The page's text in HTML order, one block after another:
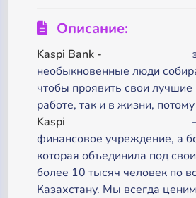
Описание:
Kaspi Bank -
необыкновенные люди
чтобы проявить свои лучшие
работе, так и в жизни,
Kaspi
финансовое учреждение, а
которая объединила под
более 10 тысяч человек по
Казахстану. Мы всегда